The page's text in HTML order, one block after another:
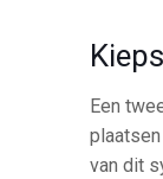
Een
van dit